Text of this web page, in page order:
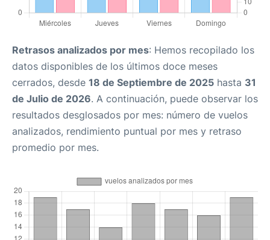
Retrasos analizados por mes: Hemos recopilado los
datos disponibles de los últimos doce meses
cerrados, desde 18 de Septiembre de 2025 hasta 31
de Julio de 2026. A continuación, puede observar los
resultados desglosados por mes: número de vuelos
analizados, rendimiento puntual por mes y retraso
promedio por mes.